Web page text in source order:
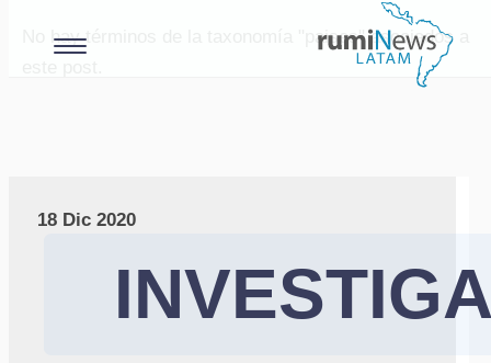
No hay términos de la taxonomía "paises" asociados a
18 Dic 2020